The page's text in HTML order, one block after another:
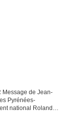
Message de Jean-
Pyrénées-
national Roland